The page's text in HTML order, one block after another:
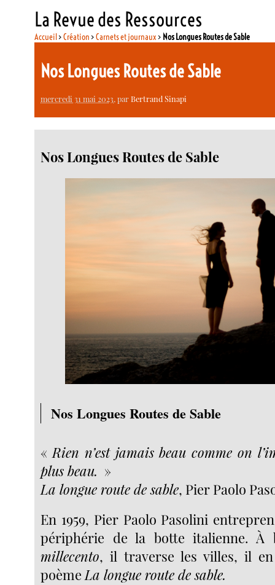
La Revue des Ressources
Accueil>Création >Carnets et journaux > Nos Longues Routes de Sable
Nos Longues Routes de Sable
mercredi 31 mai 2023, parBertrand Sinapi
Nos Longues Routes de Sable
Nos Longues Routes de Sable
« Rien n’est jamais beau comme on
plus beau. »
La longue route de sable, Pier Paolo
En 1959, Pier Paolo Pasolini
périphérie de la botte italienne.
millecento, il traverse les villes, il
poèmeLa longue route de sable.